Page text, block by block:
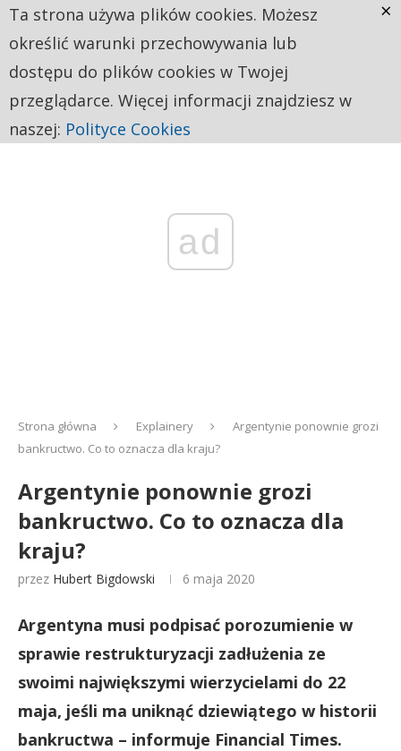
ad
Strona główna Explainery
Argentynie ponownie grozi
bankructwo. Co to oznacza dla kraju?
Argentynie ponownie grozi
bankructwo. Co to oznacza dla
kraju?
przez Hubert Bigdowski 6 maja 2020
Argentyna musi podpisać porozumienie w
sprawie restrukturyzacji zadłużenia ze
swoimi największymi wierzycielami do 22
maja, jeśli ma uniknąć dziewiątego w historii
bankructwa – informuje Financial Times.
Ta strona używa plików cookies. Możesz
określić warunki przechowywania lub
dostępu do plików cookies w Twojej
przeglądarce. Więcej informacji znajdziesz w
naszej: Polityce Cookies
×